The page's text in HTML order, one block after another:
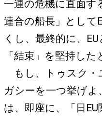
一連の危機に直面す
連合の船長」として
くし、最終的に、
「結束」を堅持した
もし、トゥスク・
ガシーを一つ挙げ
は、即座に、「日